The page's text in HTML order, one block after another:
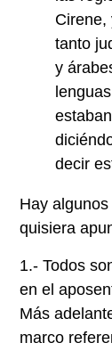
Cirene,
tanto
y
decir
Hay
quisiera
1.- Todos
en el
Más
marco